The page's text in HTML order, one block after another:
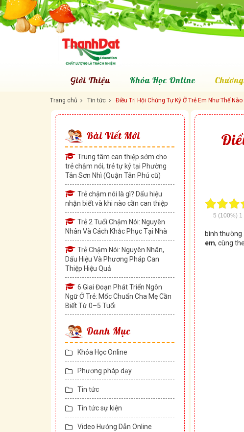
Giới Thiệu Khóa Học Online
Trang chủ Tin tức Điều Trị Hội Chứng Tự Kỷ Ở Trẻ Em Như Thế Nào
Bài Viết Mới
Trung tâm can thiệp sớm cho
trẻ chậm nói, trẻ tự kỷ tại Phường
Tân Sơn Nhì (Quận Tân Phú cũ)
Trẻ chậm nói là gì? Dấu hiệu
nhận biết và khi nào cần can thiệp
Trẻ 2 Tuổi Chậm Nói: Nguyên
Nhân Và Cách Khắc Phục Tại Nhà
Trẻ Chậm Nói: Nguyên Nhân,
Dấu Hiệu Và Phương Pháp Can
Thiệp Hiệu Quả
6 Giai Đoạn Phát Triển Ngôn
Ngữ Ở Trẻ: Mốc Chuẩn Cha Mẹ Cần
Biết Từ 0–5 Tuổi
Danh Mục
Khóa Học Online
Phương pháp dạy
Tin tức
Tin tức sự kiện
Video Hướng Dẫn Online
5 (100%) 1
bình thường
em, cùng